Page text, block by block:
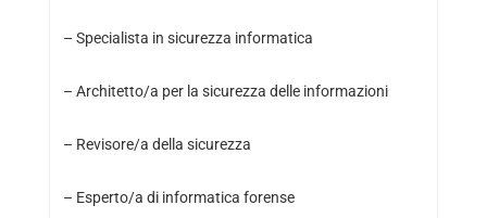
– Specialista in sicurezza informatica
– Architetto/a per la sicurezza delle informazioni
– Revisore/a della sicurezza
– Esperto/a di informatica forense